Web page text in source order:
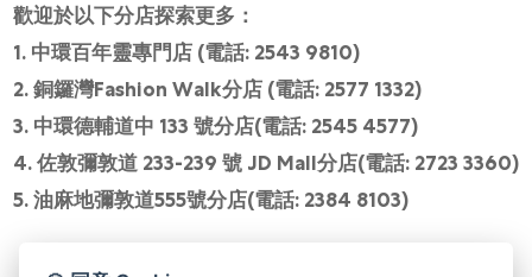
歡迎於以下分店探索更多：
1. 中環百年靈專門店 (電話: 2543 9810)
2. 銅鑼灣Fashion Walk分店 (電話: 2577 1332)
3. 中環德輔道中 133 號分店(電話: 2545 4577)
4. 佐敦彌敦道 233-239 號 JD Mall分店(電話: 2723 3360)
5. 油麻地彌敦道555號分店(電話: 2384 8103)